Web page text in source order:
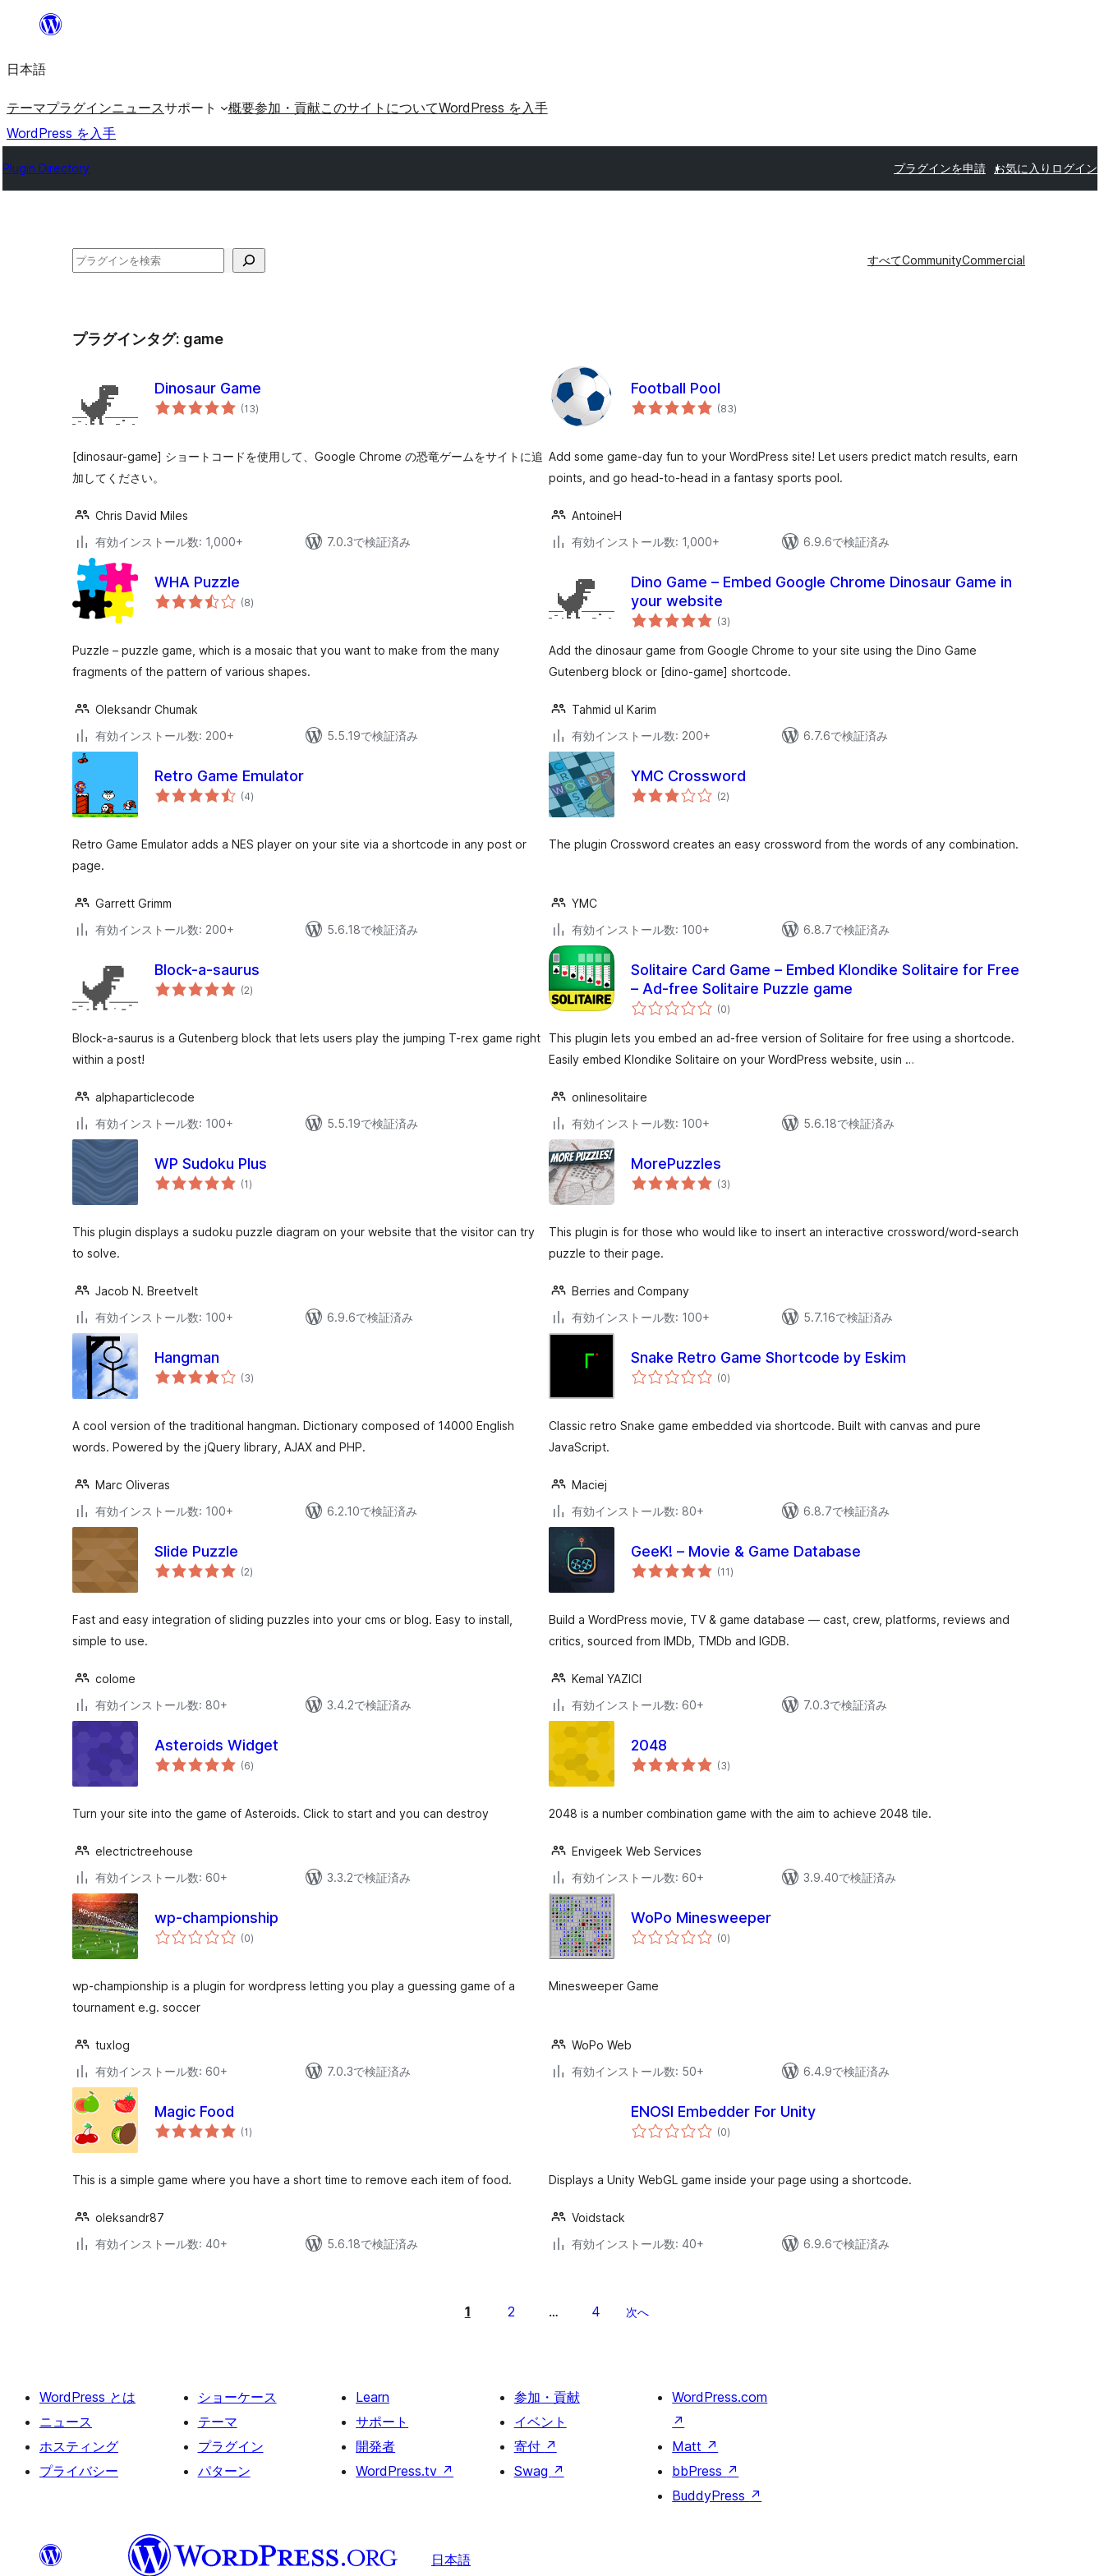
を
ッ
プ
日本語
テーマプラグインニュースサポート 概要参加・貢献このサイトについてWordPress を入手
WordPress を入手
Plugin Directory プラグインを申請 お気に入り ログイン
検
すべてCommunityCommercial
プラグインタグ: game
Dinosaur Game
(13個
の)
[dinosaur-game] ショートコードを使用して、Google Chrome の恐竜ゲームをサイトに追
加してください。
Chris David Miles
有効インストール数: 1,000+
7.0.3で検証済み
Football Pool
(83個
の)
Add some game-day fun to your WordPress site! Let users predict match results, earn
points, and go head-to-head in a fantasy sports pool.
AntoineH
有効インストール数: 1,000+
6.9.6で検証済み
WHA Puzzle
(8個
の)
Puzzle – puzzle game, which is a mosaic that you want to make from the many
fragments of the pattern of various shapes.
Oleksandr Chumak
有効インストール数: 200+
5.5.19で検証済み
Dino Game – Embed Google Chrome Dinosaur Game in
your website
(3個
の
価
)
Add the dinosaur game from Google Chrome to your site using the Dino Game
Gutenberg block or [dino-game] shortcode.
Tahmid ul Karim
有効インストール数: 200+
6.7.6で検証済み
Retro Game Emulator
(4個
の)
Retro Game Emulator adds a NES player on your site via a shortcode in any post or
page.
Garrett Grimm
有効インストール数: 200+
5.6.18で検証済み
YMC Crossword
(2個
の)
The plugin Crossword creates an easy crossword from the words of any combination.
YMC
有効インストール数: 100+
6.8.7で検証済み
Block-a-saurus
(2個
の)
Block-a-saurus is a Gutenberg block that lets users play the jumping T-rex game right
within a post!
alphaparticlecode
有効インストール数: 100+
5.5.19で検証済み
Solitaire Card Game – Embed Klondike Solitaire for Free
– Ad-free Solitaire Puzzle game
(0個
の
価
)
This plugin lets you embed an ad-free version of Solitaire for free using a shortcode.
Easily embed Klondike Solitaire on your WordPress website, usin …
onlinesolitaire
有効インストール数: 100+
5.6.18で検証済み
WP Sudoku Plus
(1個
の)
This plugin displays a sudoku puzzle diagram on your website that the visitor can try
to solve.
Jacob N. Breetvelt
有効インストール数: 100+
6.9.6で検証済み
MorePuzzles
(3個
の)
This plugin is for those who would like to insert an interactive crossword/word-search
puzzle to their page.
Berries and Company
有効インストール数: 100+
5.7.16で検証済み
Hangman
(3個
の)
A cool version of the traditional hangman. Dictionary composed of 14000 English
words. Powered by the jQuery library, AJAX and PHP.
Marc Oliveras
有効インストール数: 100+
6.2.10で検証済み
Snake Retro Game Shortcode by Eskim
(0個
の)
Classic retro Snake game embedded via shortcode. Built with canvas and pure
JavaScript.
Maciej
有効インストール数: 80+
6.8.7で検証済み
Slide Puzzle
(2個
の)
Fast and easy integration of sliding puzzles into your cms or blog. Easy to install,
simple to use.
colome
有効インストール数: 80+
3.4.2で検証済み
GeeK! – Movie & Game Database
(11個
の)
Build a WordPress movie, TV & game database — cast, crew, platforms, reviews and
critics, sourced from IMDb, TMDb and IGDB.
Kemal YAZICI
有効インストール数: 60+
7.0.3で検証済み
Asteroids Widget
(6個
の)
Turn your site into the game of Asteroids. Click to start and you can destroy
electrictreehouse
有効インストール数: 60+
3.3.2で検証済み
2048
(3個
の)
2048 is a number combination game with the aim to achieve 2048 tile.
Envigeek Web Services
有効インストール数: 60+
3.9.40で検証済み
wp-championship
(0個
の)
wp-championship is a plugin for wordpress letting you play a guessing game of a
tournament e.g. soccer
tuxlog
有効インストール数: 60+
7.0.3で検証済み
WoPo Minesweeper
(0個
の)
Minesweeper Game
WoPo Web
有効インストール数: 50+
6.4.9で検証済み
Magic Food
(1個
の)
This is a simple game where you have a short time to remove each item of food.
oleksandr87
有効インストール数: 40+
5.6.18で検証済み
ENOSI Embedder For Unity
(0個
の)
Displays a Unity WebGL game inside your page using a shortcode.
Voidstack
有効インストール数: 40+
6.9.6で検証済み
ジ
送
り
1 2 … 4 次へ
WordPress とは
ニュース
ホスティング
プライバシー
ショーケース
テーマ
プラグイン
パターン
Learn
サポート
開発者
WordPress.tv ↗
参加・貢献
イベント
寄付 ↗
Swag ↗
WordPress.com
↗
Matt ↗
bbPress ↗
BuddyPress ↗
日本語